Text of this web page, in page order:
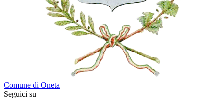
Comune di Oneta
Seguici su